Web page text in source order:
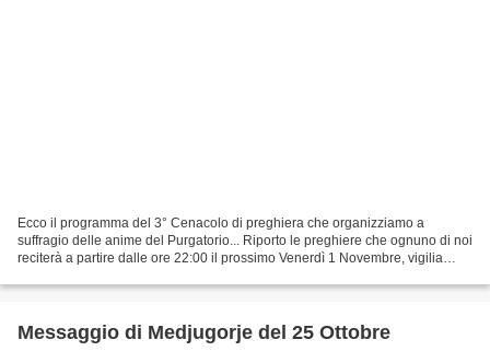
Ecco il programma del 3° Cenacolo di preghiera che organizziamo a
suffragio delle anime del Purgatorio... Riporto le preghiere che ognuno di noi
reciterà a partire dalle ore 22:00 il prossimo Venerdì 1 Novembre, vigilia
Messaggio di Medjugorje del 25 Ottobre